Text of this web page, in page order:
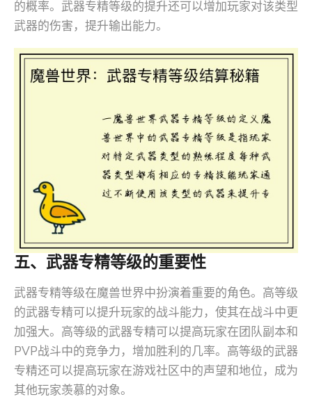
的概率。武器专精等级的提升还可以增加玩家对该类型
武器的伤害，提升输出能力。
五、武器专精等级的重要性
武器专精等级在魔兽世界中扮演着重要的角色。高等级
的武器专精可以提升玩家的战斗能力，使其在战斗中更
加强大。高等级的武器专精可以提高玩家在团队副本和
PVP战斗中的竞争力，增加胜利的几率。高等级的武器
专精还可以提高玩家在游戏社区中的声望和地位，成为
其他玩家羡慕的对象。